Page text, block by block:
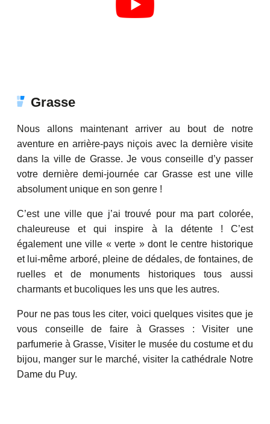
Grasse
Nous allons maintenant arriver au bout de notre
aventure en arrière-pays niçois avec la dernière visite
dans la ville de Grasse. Je vous conseille d’y passer
votre dernière demi-journée car Grasse est une ville
absolument unique en son genre !
C’est une ville que j’ai trouvé pour ma part colorée,
chaleureuse et qui inspire à la détente ! C’est
également une ville « verte » dont le centre historique
et lui-même arboré, pleine de dédales, de fontaines, de
ruelles et de monuments historiques tous aussi
charmants et bucoliques les uns que les autres.
Pour ne pas tous les citer, voici quelques visites que je
vous conseille de faire à Grasses : Visiter une
parfumerie à Grasse, Visiter le musée du costume et du
bijou, manger sur le marché, visiter la cathédrale Notre
Dame du Puy.